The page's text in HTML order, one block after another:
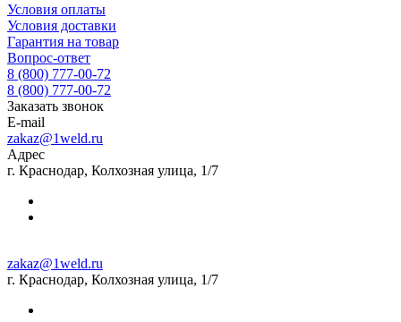
Условия оплаты
Условия доставки
Гарантия на товар
Вопрос-ответ
8 (800) 777-00-72
8 (800) 777-00-72
Заказать звонок
E-mail
zakaz@1weld.ru
Адрес
г. Краснодар, Колхозная улица, 1/7
zakaz@1weld.ru
г. Краснодар, Колхозная улица, 1/7